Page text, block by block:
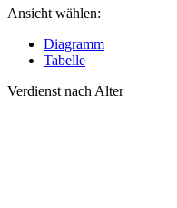
Ansicht wählen:
Diagramm
Tabelle
Verdienst nach Alter